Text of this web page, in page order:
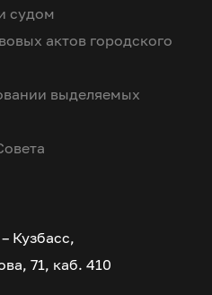
судом
актов городского
выделяемых
Кузбасс,
71, каб. 410